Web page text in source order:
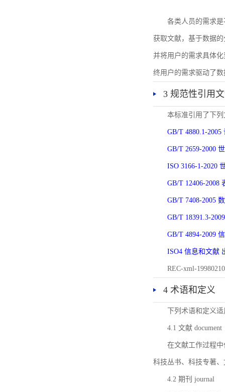
各类人员的需求
获取文献，基于数据
并将用户的需求具体
终用户的需求驱动了
3 规范性引用
本标准引用了下
GB/T 4880.1-
GB/T 2659-2000
ISO 3166-1-2020
GB/T 12406-2008
GB/T 7408-2005
GB/T 18391.3-
GB/T 4894-2009
ISO4 信息和文献
REC-xml-
4 术语和定义
下列术语和定义
4.1 文献 document
在文献工作过程
科技丛书、科技专著
4.2 期刊 journal